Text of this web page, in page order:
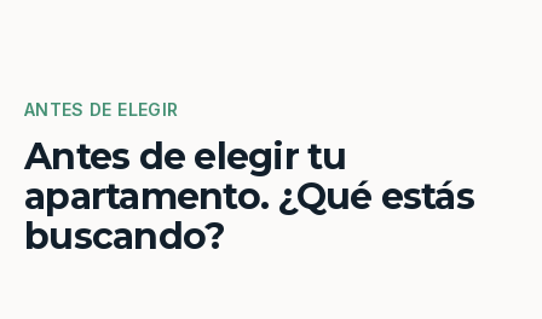
ANTES DE ELEGIR
Antes de elegir tu
apartamento. ¿Qué estás
buscando?